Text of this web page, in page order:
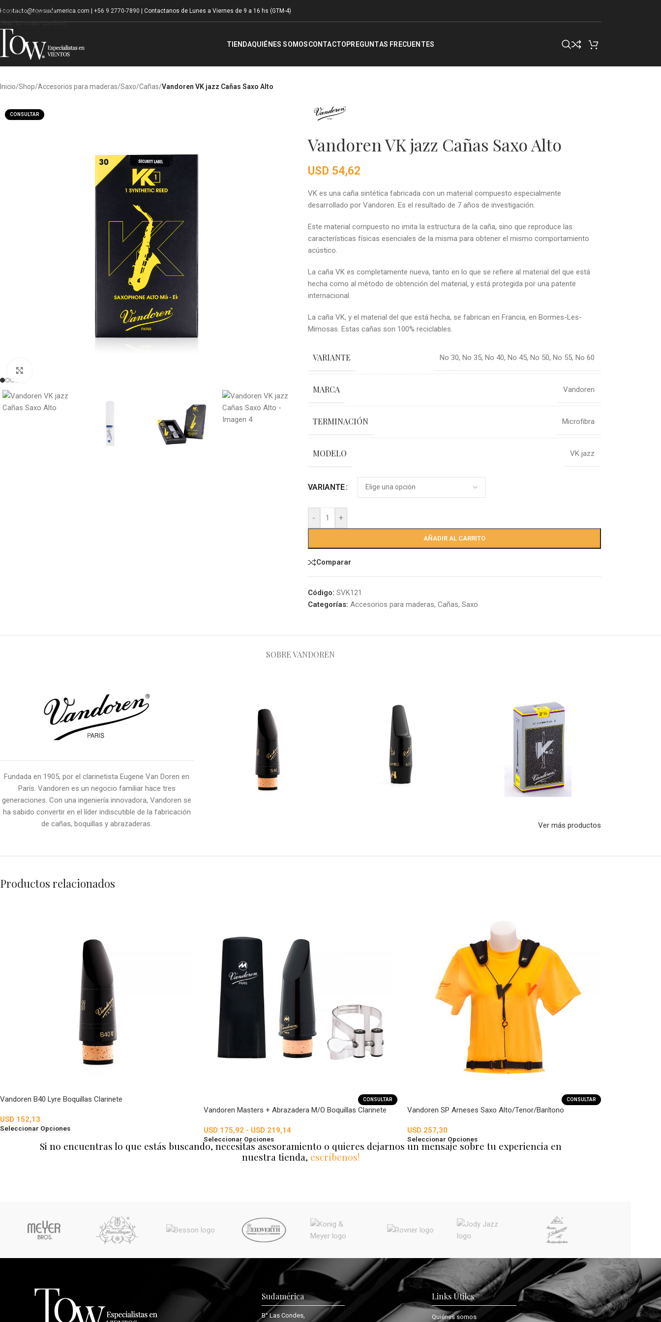
Skip to navigation
Skip to main content
contacto@towsudamerica.com +56 9 2770-7890 | Contactanos de Lunes a Viernes de 9 a 16 hs (GTM-4)
TIENDAQUIÉNES SOMOSCONTACTOPREGUNTAS FRECUENTES
Inicio/Shop/Accesorios para maderas/Saxo/Cañas/Vandoren VK jazz Cañas Saxo Alto
CONSULTAR
Vandoren VK jazz Cañas Saxo Alto
USD 54,62
VK es una caña sintética fabricada con un material compuesto especialmente
desarrollado por Vandoren. Es el resultado de 7 años de investigación.
Este material compuesto no imita la estructura de la caña, sino que reproduce las
características físicas esenciales de la misma para obtener el mismo comportamiento
acústico.
La caña VK es completamente nueva, tanto en lo que se refiere al material del que está
hecha como al método de obtención del material, y está protegida por una patente
internacional.
La caña VK, y el material del que está hecha, se fabrican en Francia, en Bormes-Les-
Mimosas. Estas cañas son 100% reciclables.
VARIANTE No 30, No 35, No 40, No 45, No 50, No 55, No 60
MARCA Vandoren
TERMINACIÓN Microfibra
MODELO VK jazz
VARIANTE
- +
AÑADIR AL CARRITO
Comparar
Código: SVK121
Categorías: Accesorios para maderas, Cañas, Saxo
SOBRE VANDOREN
Fundada en 1905, por el clarinetista Eugene Van Doren en
París. Vandoren es un negocio familiar hace tres
generaciones. Con una ingeniería innovadora, Vandoren se
ha sabido convertir en el líder indiscutible de la fabricación
de cañas, boquillas y abrazaderas.
Ver más productos
Productos relacionados
Vandoren B40 Lyre Boquillas Clarinete
USD 152,13
Seleccionar Opciones
CONSULTAR
Vandoren Masters + Abrazadera M/O Boquillas Clarinete
USD 175,92 - USD 219,14
Seleccionar Opciones
CONSULTAR
Vandoren SP Arneses Saxo Alto/Tenor/Barítono
USD 257,30
Seleccionar Opciones
Si no encuentras lo que estás buscando, necesitas asesoramiento o quieres dejarnos un mensaje sobre tu experiencia en
nuestra tienda, escríbenos!
Sudamérica
B° Las Condes,
Links Útiles
Quiénes somos